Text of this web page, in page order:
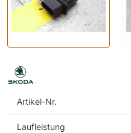
Artikel-Nr.
Laufleistung